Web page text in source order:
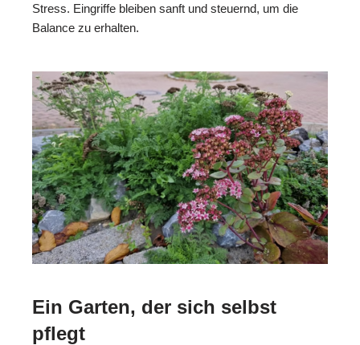
Stress. Eingriffe bleiben sanft und steuernd, um die
Balance zu erhalten.
Ein Garten, der sich selbst
pflegt